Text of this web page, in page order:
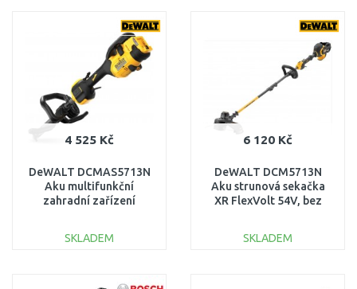
Porovnat
4 525 Kč
DeWALT DCMAS5713N
Aku multifunkční
zahradní zařízení
SKLADEM
6 120 Kč
DeWALT DCM5713N
Aku strunová sekačka
XR FlexVolt 54V, bez
SKLADEM